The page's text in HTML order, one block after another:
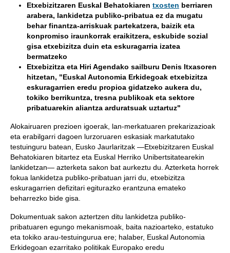
Etxebizitzaren Euskal Behatokiaren txosten berriaren
arabera, lankidetza publiko-pribatua ez da mugatu
behar finantza-arriskuak partekatzera, baizik eta
konpromiso iraunkorrak eraikitzera, eskubide sozial
gisa etxebizitza duin eta eskuragarria izatea
bermatzeko
Etxebizitza eta Hiri Agendako sailburu Denis Itxasoren
hitzetan, "Euskal Autonomia Erkidegoak etxebizitza
eskuragarrien eredu propioa gidatzeko aukera du,
tokiko berrikuntza, tresna publikoak eta sektore
pribatuarekin aliantza arduratsuak uztartuz"
Alokairuaren prezioen igoerak, lan-merkatuaren prekarizazioak
eta erabilgarri dagoen lurzoruaren eskasiak markatutako
testuinguru batean, Eusko Jaurlaritzak —Etxebizitzaren Euskal
Behatokiaren bitartez eta Euskal Herriko Unibertsitatearekin
lankidetzan— azterketa sakon bat aurkeztu du. Azterketa horrek
fokua lankidetza publiko-pribatuan jarri du, etxebizitza
eskuragarrien defizitari egiturazko erantzuna emateko
beharrezko bide gisa.
Dokumentuak sakon aztertzen ditu lankidetza publiko-
pribatuaren egungo mekanismoak, baita nazioarteko, estatuko
eta tokiko arau-testuingurua ere; halaber, Euskal Autonomia
Erkidegoan ezarritako politikak Europako eredu